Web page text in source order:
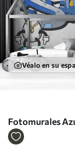
Véalo en su
Fotomurales